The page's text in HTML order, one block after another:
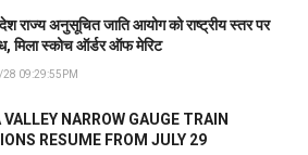
राज्य अनुसूचित जाति आयोग को राष्ट्रीय स्तर पर
मिला स्कोच ऑर्डर ऑफ मेरिट
09:29:55PM
VALLEY NARROW GAUGE TRAIN
RESUME FROM JULY 29